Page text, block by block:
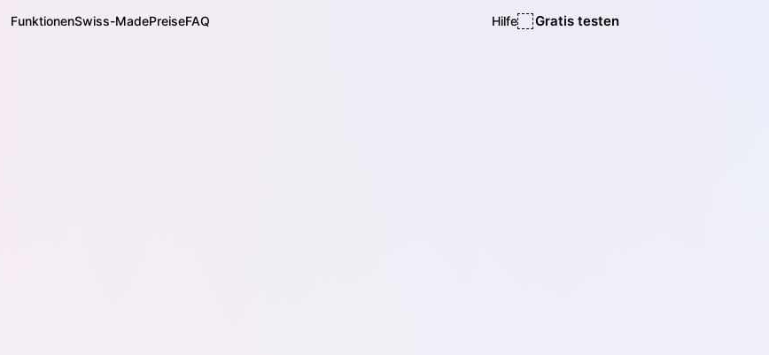
FunktionenSwiss-MadePreiseFAQ Hilfe Gratis testen